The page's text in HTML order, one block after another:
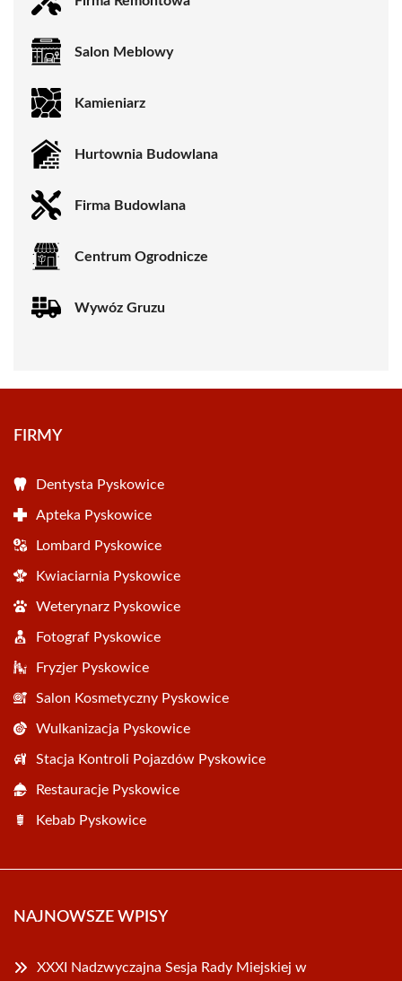
Salon Meblowy
Kamieniarz
Hurtownia Budowlana
Firma Budowlana
Centrum Ogrodnicze
Wywóz Gruzu
FIRMY
Dentysta Pyskowice
Apteka Pyskowice
Lombard Pyskowice
Kwiaciarnia Pyskowice
Weterynarz Pyskowice
Fotograf Pyskowice
Fryzjer Pyskowice
Salon Kosmetyczny Pyskowice
Wulkanizacja Pyskowice
Stacja Kontroli Pojazdów Pyskowice
Restauracje Pyskowice
Kebab Pyskowice
NAJNOWSZE WPISY
XXXI Nadzwyczajna Sesja Rady Miejskiej w